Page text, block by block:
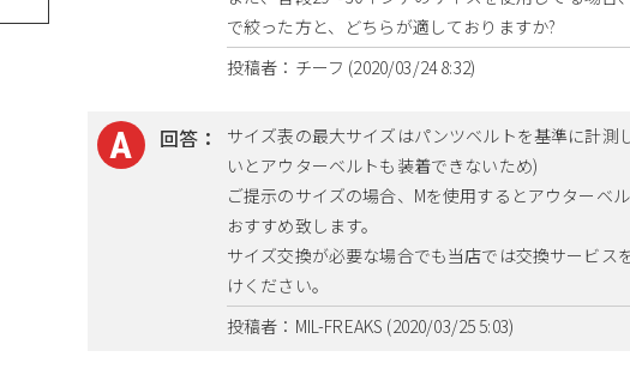
で絞った方と、どちらが適しておりますか?
投稿者：チーフ (2020/03/24 8:32)
回答：
サイズ表の最大サイズはパンツベルトを基準に計測
いとアウターベルトも装着できないため)
ご提示のサイズの場合、Mを使用するとアウターベ
おすすめ致します。
サイズ交換が必要な場合でも当店では交換サービス
けください。
投稿者：MIL-FREAKS (2020/03/25 5:03)